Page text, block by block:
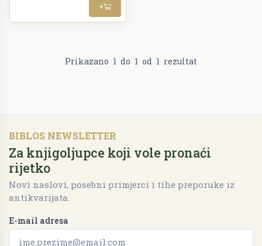
+
Prikazano 1 do 1 od 1 rezultat
BIBLOS NEWSLETTER
Za knjigoljupce koji vole pronaći
rijetko
Novi naslovi, posebni primjerci i tihe preporuke iz
antikvarijata.
E-mail adresa